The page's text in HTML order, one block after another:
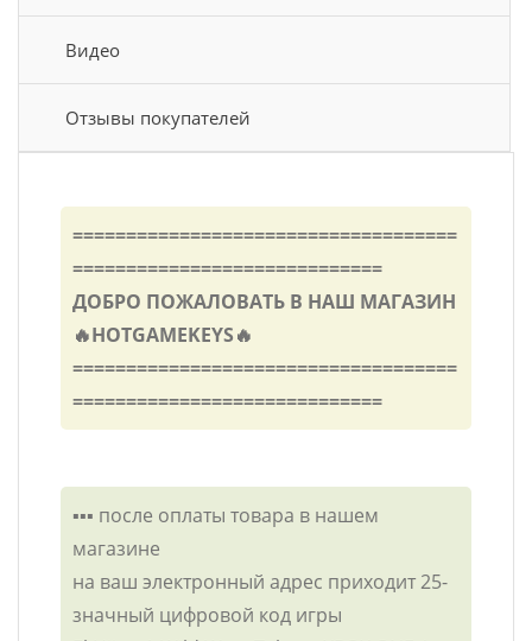
Видео
Отзывы покупателей
====================================
=============================
ДОБРО ПОЖАЛОВАТЬ В НАШ МАГАЗИН
🔥HOTGAMEKEYS🔥
====================================
=============================
▪️▪️▪️ после оплаты товара в нашем
магазине
на ваш электронный адрес приходит 25-
значный цифровой код игры